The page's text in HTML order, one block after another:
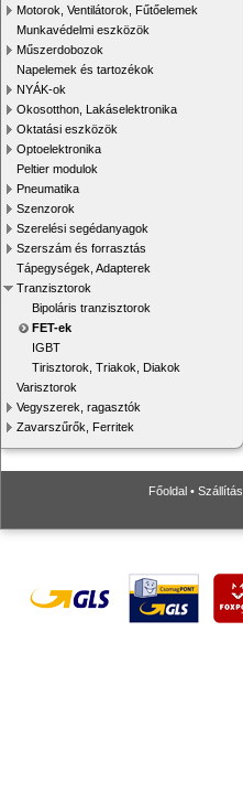
Motorok, Ventilátorok, Fűtőelemek
Munkavédelmi eszközök
Műszerdobozok
Napelemek és tartozékok
NYÁK-ok
Okosotthon, Lakáselektronika
Oktatási eszközök
Optoelektronika
Peltier modulok
Pneumatika
Szenzorok
Szerelési segédanyagok
Szerszám és forrasztás
Tápegységek, Adapterek
Tranzisztorok
Bipoláris tranzisztorok
FET-ek
IGBT
Tirisztorok, Triakok, Diakok
Varisztorok
Vegyszerek, ragasztók
Zavarszűrők, Ferritek
Főoldal • Szállítás